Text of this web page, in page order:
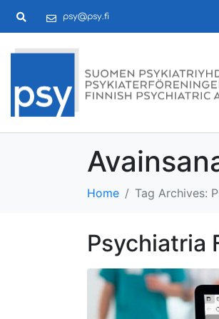
psy@psy.fi
Home Tag Archives:
Psychiatria